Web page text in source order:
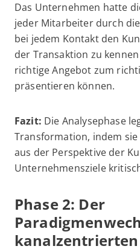
Das Unternehmen hatte
jeder Mitarbeiter durch
bei jedem Kontakt den
der Transaktion zu
richtige Angebot zum
präsentieren können.
Fazit: Die Analysephase
Transformation, indem
aus der Perspektive der
Unternehmensziele
Phase 2: Der